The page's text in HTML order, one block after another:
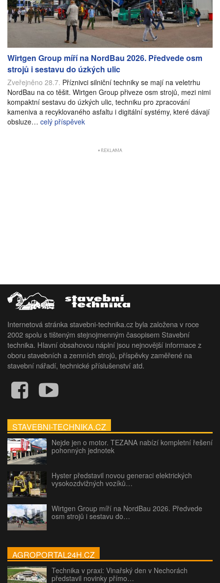
Wirtgen Group míří na NordBau 2026. Předvede osm
strojů i sestavu do úzkých ulic
Zveřejněno 28.7. Příznivci silniční techniky se mají na veletrhu
NordBau na co těšit. Wirtgen Group přiveze osm strojů, mezi nimi
kompaktní sestavu do úzkých ulic, techniku pro zpracování
kameniva a recyklovaného asfaltu i digitální systémy, které dávají
obsluze… celý příspěvek
Internetová stránka stavebni-technika.cz byla založena v roce
2002 spolu s tišteným stejnojmenným časopisem Stavební
technika. Hlavní obsahovou náplní jsou nejnovější informace z
oboru stavebních a zemních strojů, příspěvky zaměřené na
stavební nářadí, technické příslušenství atd.
STAVEBNI-TECHNIKA.CZ
Nejde jen o motor. TEZANA nabízí kompletní řešení
pohonných jednotek
Hyster představil novou generaci elektrických
vysokozdvižných vozíků…
Wirtgen Group míří na NordBau 2026. Předvede
osm strojů i sestavu do…
AGROPORTAL24H.CZ
Technika v praxi: Vinařský den v Nechorách
představil novinky přímo…